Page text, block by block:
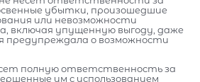
убытки, произошедшие
или невозможности
включая упущенную выгоду, даже
предупреждала о возможности
полную ответственность за
им с использованием